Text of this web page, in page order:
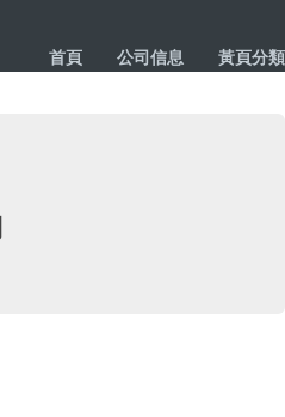
首頁 公司信息 黃頁分類